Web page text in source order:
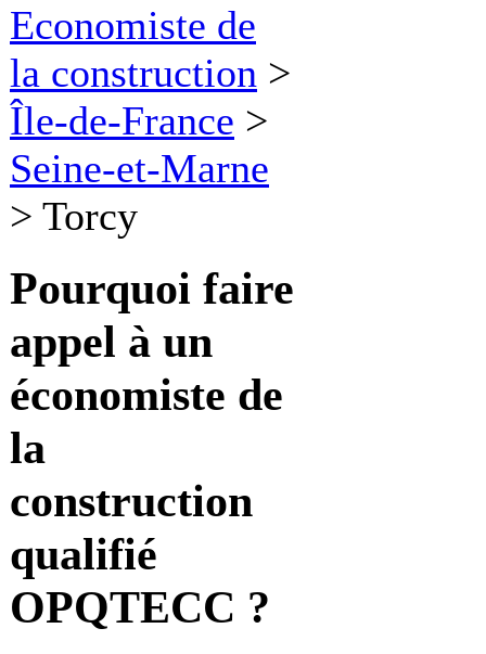
Economiste de
la construction >
Île-de-France >
Seine-et-Marne
> Torcy
Pourquoi faire
appel à un
économiste de
la
construction
qualifié
OPQTECC ?